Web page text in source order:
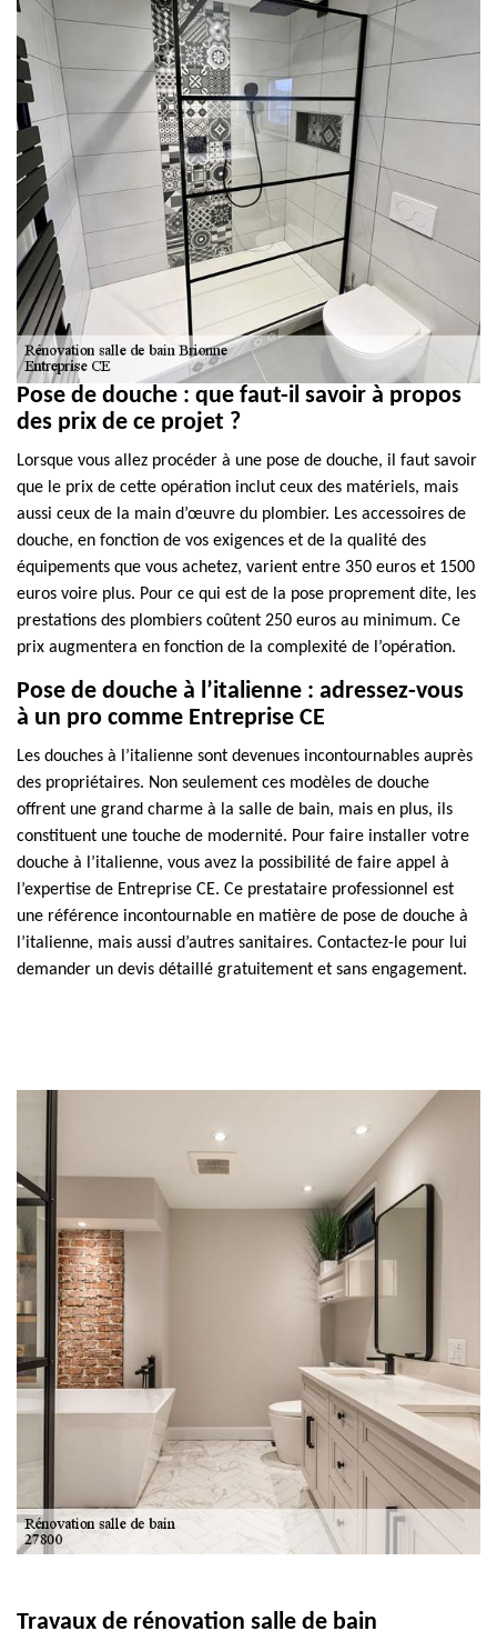
Pose de douche : que faut-il savoir à propos
des prix de ce projet ?
Lorsque vous allez procéder à une pose de douche, il faut savoir
que le prix de cette opération inclut ceux des matériels, mais
aussi ceux de la main d’œuvre du plombier. Les accessoires de
douche, en fonction de vos exigences et de la qualité des
équipements que vous achetez, varient entre 350 euros et 1500
euros voire plus. Pour ce qui est de la pose proprement dite, les
prestations des plombiers coûtent 250 euros au minimum. Ce
prix augmentera en fonction de la complexité de l’opération.
Pose de douche à l’italienne : adressez-vous
à un pro comme Entreprise CE
Les douches à l’italienne sont devenues incontournables auprès
des propriétaires. Non seulement ces modèles de douche
offrent une grand charme à la salle de bain, mais en plus, ils
constituent une touche de modernité. Pour faire installer votre
douche à l’italienne, vous avez la possibilité de faire appel à
l’expertise de Entreprise CE. Ce prestataire professionnel est
une référence incontournable en matière de pose de douche à
l’italienne, mais aussi d’autres sanitaires. Contactez-le pour lui
demander un devis détaillé gratuitement et sans engagement.
Travaux de rénovation salle de bain